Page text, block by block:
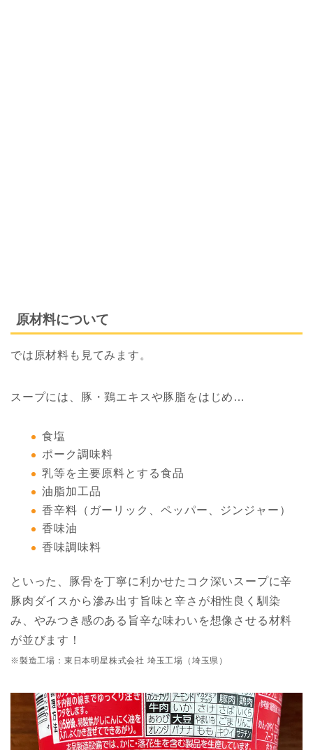
原材料について
では原材料も見てみます。
スープには、豚・鶏エキスや豚脂をはじめ…
食塩
ポーク調味料
乳等を主要原料とする食品
油脂加工品
香辛料（ガーリック、ペッパー、ジンジャー）
香味油
香味調味料
といった、豚骨を丁寧に利かせたコク深いスープに辛
豚肉ダイスから滲み出す旨味と辛さが相性良く馴染
み、やみつき感のある旨辛な味わいを想像させる材料
が並びます！
※製造工場：東日本明星株式会社 埼玉工場（埼玉県）